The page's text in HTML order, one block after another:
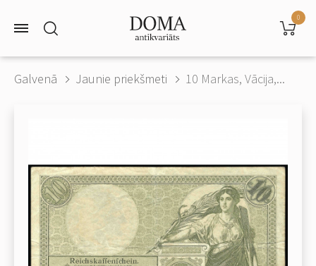
0
Galvenā Jaunie priekšmeti 10 Markas, Vācija,...